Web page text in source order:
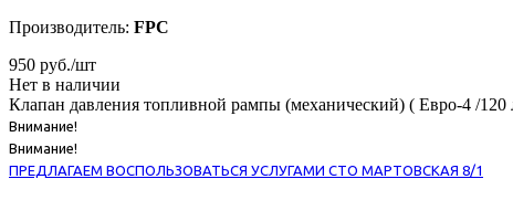
Производитель: FPC
950 руб./шт
Нет в наличии
Клапан давления топливной рампы (механический) ( Евро-4 /120
Внимание!
Внимание!
ПРЕДЛАГАЕМ ВОСПОЛЬЗОВАТЬСЯ УСЛУГАМИ СТО МАРТОВСКАЯ 8/1